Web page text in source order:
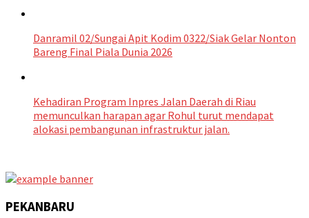
Danramil 02/Sungai Apit Kodim 0322/Siak Gelar Nonton
Bareng Final Piala Dunia 2026
Kehadiran Program Inpres Jalan Daerah di Riau
memunculkan harapan agar Rohul turut mendapat
alokasi pembangunan infrastruktur jalan.
PEKANBARU